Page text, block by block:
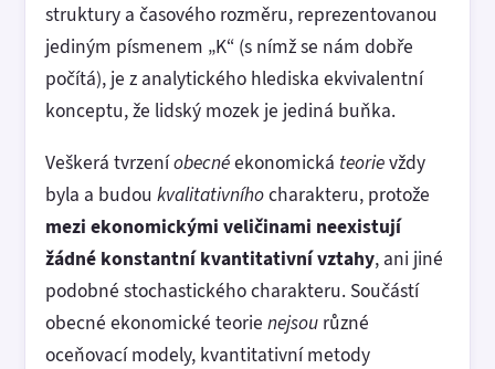
struktury a časového rozměru, reprezentovanou
jediným písmenem „K“ (s nímž se nám dobře
počítá), je z analytického hlediska ekvivalentní
konceptu, že lidský mozek je jediná buňka.
Veškerá tvrzeníobecnéekonomická teorievždy
byla a budou kvalitativníhocharakteru, protože
mezi ekonomickými veličinami neexistují
žádné konstantní kvantitativní vztahy, ani jiné
podobné stochastického charakteru. Součástí
obecné ekonomické teorie nejsou různé
oceňovací modely, kvantitativní metody